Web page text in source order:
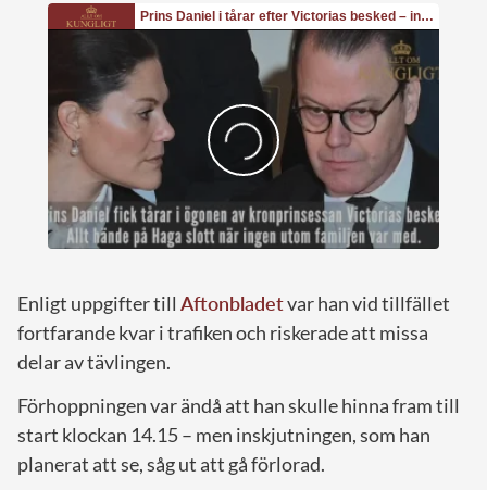
Enligt uppgifter till Aftonbladetvar han vid tillfället
fortfarande kvar i trafiken och riskerade att missa
delar av tävlingen.
Förhoppningen var ändå att han skulle hinna fram till
start klockan 14.15 – men inskjutningen, som han
planerat att se, såg ut att gå förlorad.